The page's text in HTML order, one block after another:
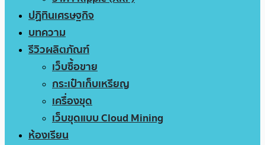
ปฏิทินเศรษฐกิจ
บทความ
รีวิวผลิตภัณฑ์
เว็บซื้อขาย
กระเป๋าเก็บเหรียญ
เครื่องขุด
เว็บขุดแบบ Cloud Mining
ห้องเรียน